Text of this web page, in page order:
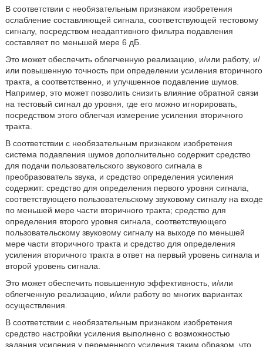
В соответствии с необязательным признаком изобретения
ослабление составляющей сигнала, соответствующей тестовому
сигналу, посредством неадаптивного фильтра подавления
составляет по меньшей мере 6 дБ.
Это может обеспечить облегченную реализацию, и/или работу, и/
или повышенную точность при определении усиления вторичного
тракта, а соответственно, и улучшенное подавление шумов.
Например, это может позволить снизить влияние обратной связи
на тестовый сигнал до уровня, где его можно игнорировать,
посредством этого облегчая измерение усиления вторичного
тракта.
В соответствии с необязательным признаком изобретения
система подавления шумов дополнительно содержит средство
для подачи пользовательского звукового сигнала в
преобразователь звука, и средство определения усиления
содержит: средство для определения первого уровня сигнала,
соответствующего пользовательскому звуковому сигналу на входе
по меньшей мере части вторичного тракта; средство для
определения второго уровня сигнала, соответствующего
пользовательскому звуковому сигналу на выходе по меньшей
мере части вторичного тракта и средство для определения
усиления вторичного тракта в ответ на первый уровень сигнала и
второй уровень сигнала.
Это может обеспечить повышенную эффективность, и/или
облегченную реализацию, и/или работу во многих вариантах
осуществления.
В соответствии с необязательным признаком изобретения
средство настройки усиления выполнено с возможностью
задания усиления у переменного усиления таким образом, что